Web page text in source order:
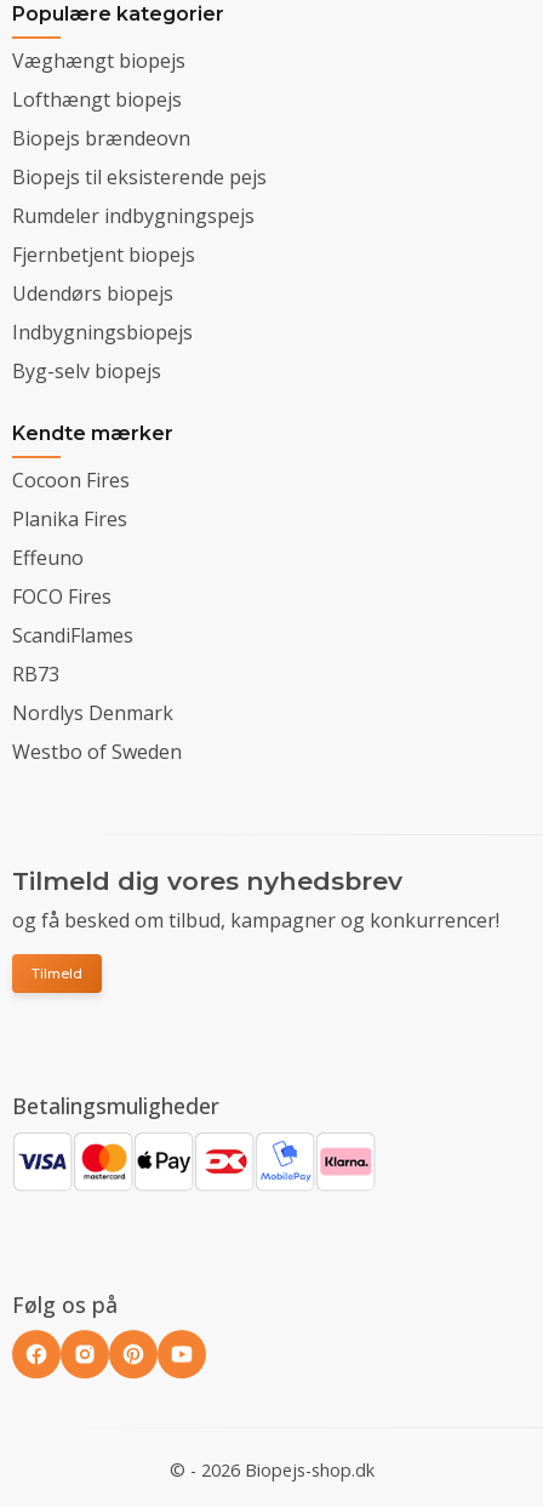
Populære kategorier
Væghængt biopejs
Lofthængt biopejs
Biopejs brændeovn
Biopejs til eksisterende pejs
Rumdeler indbygningspejs
Fjernbetjent biopejs
Udendørs biopejs
Indbygningsbiopejs
Byg-selv biopejs
Kendte mærker
Cocoon Fires
Planika Fires
Effeuno
FOCO Fires
ScandiFlames
RB73
Nordlys Denmark
Westbo of Sweden
Tilmeld dig vores nyhedsbrev
og få besked om tilbud, kampagner og konkurrencer!
Tilmeld
Betalingsmuligheder
Følg os på
© - 2026 Biopejs-shop.dk